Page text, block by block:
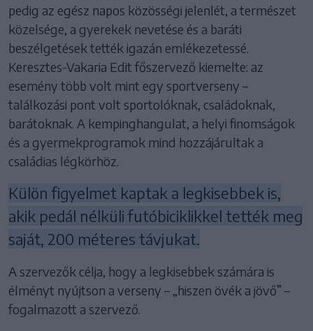
pedig az egész napos közösségi jelenlét, a természet
közelsége, a gyerekek nevetése és a baráti
beszélgetések tették igazán emlékezetessé.
Keresztes-Vakaria Edit főszervező kiemelte: az
esemény több volt mint egy sportverseny –
találkozási pont volt sportolóknak, családoknak,
barátoknak. A kempinghangulat, a helyi finomságok
és a gyermekprogramok mind hozzájárultak a
családias légkörhöz.
Külön figyelmet kaptak a legkisebbek is,
akik pedál nélküli futóbiciklikkel tették meg
saját, 200 méteres távjukat.
A szervezők célja, hogy a legkisebbek számára is
élményt nyújtson a verseny – „hiszen övék a jövő” –
fogalmazott a szervező.